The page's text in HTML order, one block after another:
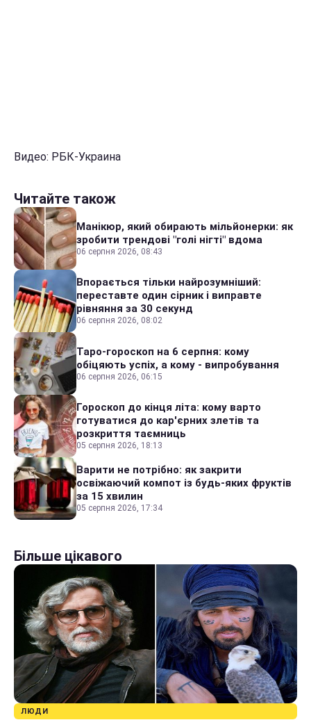
Видео: РБК-Украина
Читайте також
Манікюр, який обирають мільйонерки: як
зробити трендові "голі нігті" вдома
06 серпня 2026, 08:43
Впорається тільки найрозумніший:
переставте один сірник і виправте
рівняння за 30 секунд
06 серпня 2026, 08:02
Таро-гороскоп на 6 серпня: кому
обіцяють успіх, а кому - випробування
06 серпня 2026, 06:15
Гороскоп до кінця літа: кому варто
готуватися до кар'єрних злетів та
розкриття таємниць
05 серпня 2026, 18:13
Варити не потрібно: як закрити
освіжаючий компот із будь-яких фруктів
за 15 хвилин
05 серпня 2026, 17:34
Більше цікавого
ЛЮДИ